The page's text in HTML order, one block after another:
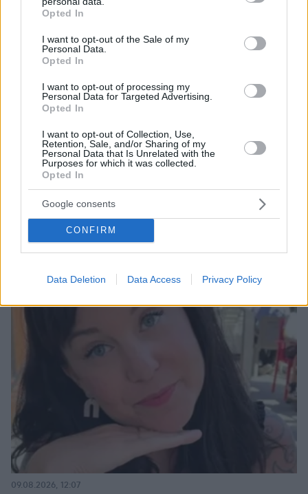
grant or deny consent to Google and its third-party tags to
use your data for below specified purposes in below Google
consent section.
Opted In
I want to opt-out of the Sale of my
Personal Data.
Opted In
I want to opt-out of processing my
Personal Data for Targeted Advertising.
Opted In
I want to opt-out of Collection, Use,
Retention, Sale, and/or Sharing of my
Personal Data that Is Unrelated with the
Purposes for which it was collected.
Opted In
Google consents
CONFIRM
Data Deletion Data Access Privacy Policy
Ασθενής ξυλοκόπησε νοσηλεύτρια στα Επείγοντα
και τη χτύπησε σε πόρτες - Τι καταγγέλλει η
ΠΟΕΔΗΝ
09.08.2026, 10:51
09.08.2026, 12:07